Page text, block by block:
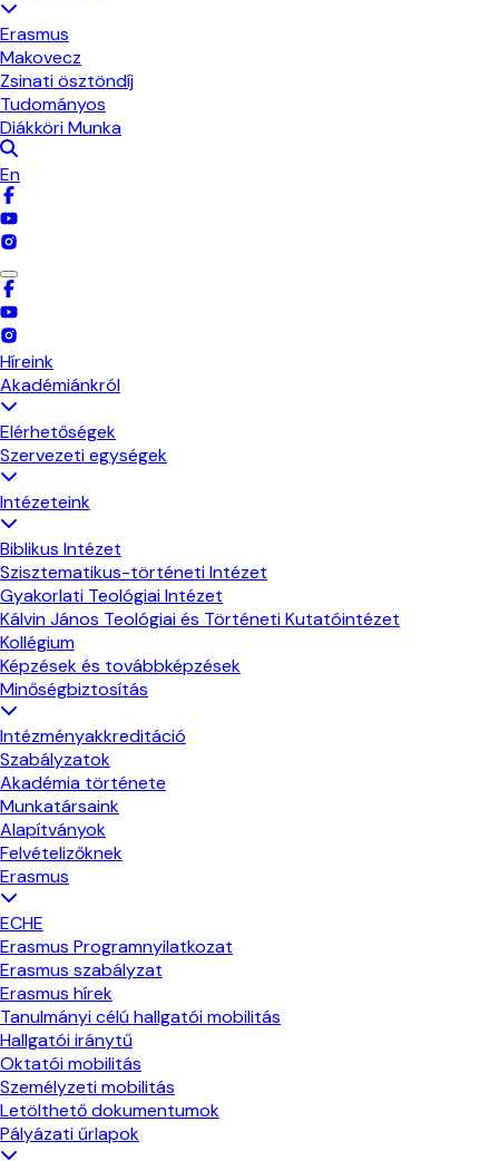
Erasmus
Makovecz
Zsinati ösztöndíj
Tudományos
Diákköri Munka
En
Híreink
Akadémiánkról
Elérhetőségek
Szervezeti egységek
Intézeteink
Biblikus Intézet
Szisztematikus-történeti Intézet
Gyakorlati Teológiai Intézet
Kálvin János Teológiai és Történeti Kutatóintézet
Kollégium
Képzések és továbbképzések
Minőségbiztosítás
Intézményakkreditáció
Szabályzatok
Akadémia története
Munkatársaink
Alapítványok
Felvételizőknek
Erasmus
ECHE
Erasmus Programnyilatkozat
Erasmus szabályzat
Erasmus hírek
Tanulmányi célú hallgatói mobilitás
Hallgatói iránytű
Oktatói mobilitás
Személyzeti mobilitás
Letölthető dokumentumok
Pályázati űrlapok